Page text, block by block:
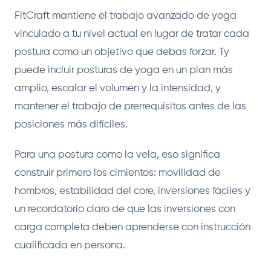
FitCraft mantiene el trabajo avanzado de yoga
vinculado a tu nivel actual en lugar de tratar cada
postura como un objetivo que debas forzar. Ty
puede incluir posturas de yoga en un plan más
amplio, escalar el volumen y la intensidad, y
mantener el trabajo de prerrequisitos antes de las
posiciones más difíciles.
Para una postura como la vela, eso significa
construir primero los cimientos: movilidad de
hombros, estabilidad del core, inversiones fáciles y
un recordatorio claro de que las inversiones con
carga completa deben aprenderse con instrucción
cualificada en persona.